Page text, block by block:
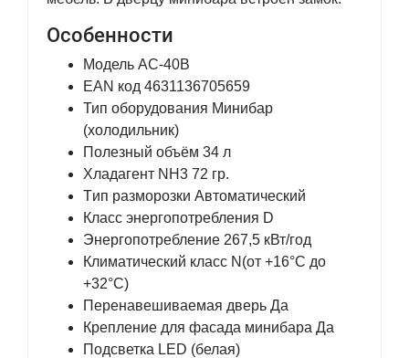
Особенности
Модель AC-40B
EAN код 4631136705659
Тип оборудования Минибар
(холодильник)
Полезный объём 34 л
Хладагент NH3 72 гр.
Tип разморозки Автоматический
Класс энергопотребления D
Энергопотребление 267,5 кВт/год
Климатический класс N(от +16°C до
+32°C)
Перенавешиваемая дверь Да
Крепление для фасада минибара Да
Подсветка LED (белая)